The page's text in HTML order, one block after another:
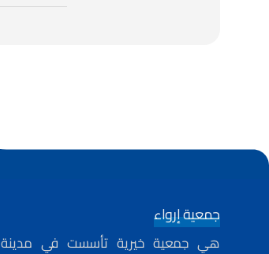
جمعية إرواء
هي جمعية خيرية تأسست في مدينة